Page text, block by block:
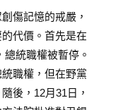
傷記憶的戒嚴，
代價。首先是在
統職權被暫停。
職權，但在野黨
後，12月31日，